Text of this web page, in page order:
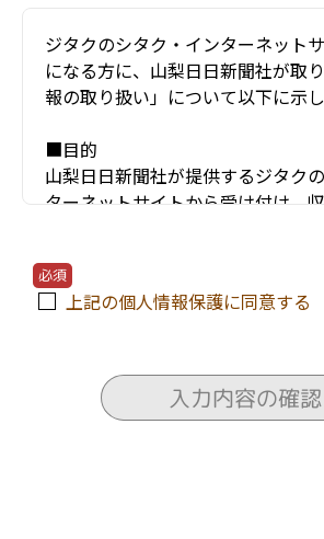
ジタクのシタク・インターネット
になる方に、山梨日日新聞社が取
報の取り扱い」について以下に示し
■目的
山梨日日新聞社が提供するジタク
ターネットサイトから受け付け、
し、他の目的には使用しません。
〇当サービスの安全な運営に必要
〇当サービスの改善・新規開発
必須
上記の個人情報保護に同意する
入力内容の確認